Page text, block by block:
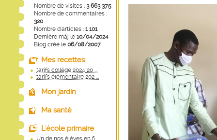
Nombre de visites : 3 663 375
Nombre de commentaires :
320
Nombre d'articles : 1 101
Dernière màj le 10/04/2024
Blog créé le 06/08/2007
Mes recettes
tarifs collège 2024 20 ...
tarifs élémentaire 202 ...
Mon jardin
Ma santé
L'école primaire
Un de nos élèves en fi ...